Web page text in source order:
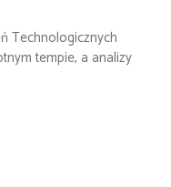
Technologicznych
tempie, a analizy